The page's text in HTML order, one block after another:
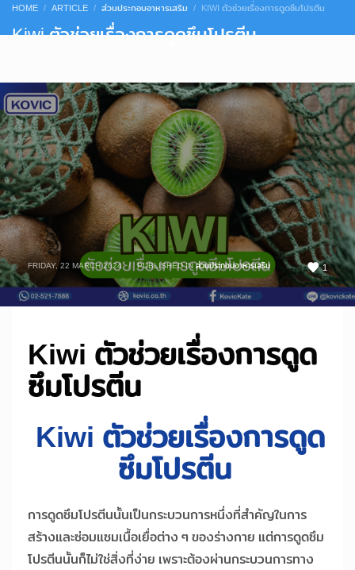
HOME ARTICLE ส่วนประกอบอาหารเสริม KIWI ตัวช่วยเรื่องการดูดซึมโปรตีน
Kiwi ตัวช่วยเรื่องการดูดซึมโปรตีน
1
FRIDAY, 22 MARCH 2024 / PUBLISHED INส่วนประกอบอาหารเสริม
Kiwi ตัวช่วยเรื่องการดูด
ซึมโปรตีน
Kiwi ตัวช่วยเรื่องการดูด
ซึมโปรตีน
การดูดซึมโปรตีนนั้นเป็นกระบวนการหนึ่งที่สำคัญในการ
สร้างและซ่อมแซมเนื้อเยื่อต่าง ๆ ของร่างกาย แต่การดูดซึม
โปรตีนนั้นก็ไม่ใช่สิ่งที่ง่าย เพราะต้องผ่านกระบวนการทาง